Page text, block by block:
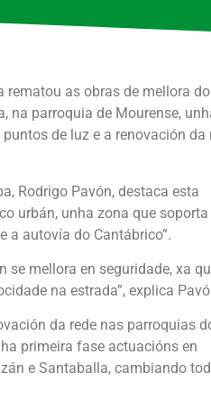
rematou as obras de mellora do
na parroquia de Mourense,
de luz e a renovación da
Rodrigo Pavón, destaca esta
urbán, unha zona que soporta
a autovía do Cantábrico”.
se mellora en seguridade, xa
na estrada”, explica
da rede nas parroquias
primeira fase actuacións en
e Santaballa, cambiando